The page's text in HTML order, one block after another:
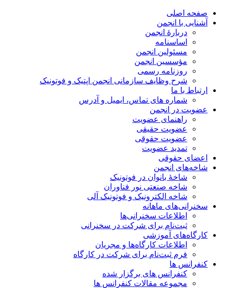
صفحه اصلی
آشنایی با انجمن
دربارۀ انجمن
اساسنامه
مسئولین انجمن
مؤسسین انجمن
روزنامه رسمی
شرح وظایف سازمانی انجمن اپتیک و فوتونیک
ارتباط با ما
شماره های تماس، ایمیل و آدرس
عضویت در انجمن
راهنمای عضویت
عضویت حقیقی
عضویت حقوقی
تمدید عضویت
اعضای حقوقی
شاخه‌های انجمن
شاخۀ بانوان در فوتونیک
شاخه صنعتی نور فناوران
شاخه‌ الکترونیک و فوتونیک آلی
سخنرانی‌های ماهانه
اطلاعات سخنرانی‌‌ها
ثبت‌نام برای شرکت در سخنرانی
کارگاه‌های آموزشی
اطلاعات کارگاه‌ها و مجریان
فرم ثبت‌نام برای شرکت در کارگاه
کنفرانس ها
کنفرانس های برگزار شده
مجموعه مقالات کنفرانس ها